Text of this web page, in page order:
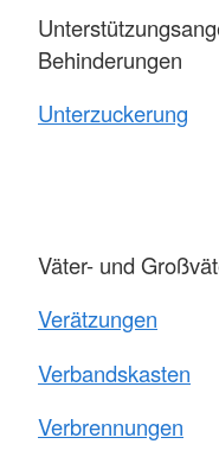
Behinderungen
Unterzuckerung
Väter- und
Verätzungen
Verbandskasten
Verbrennungen